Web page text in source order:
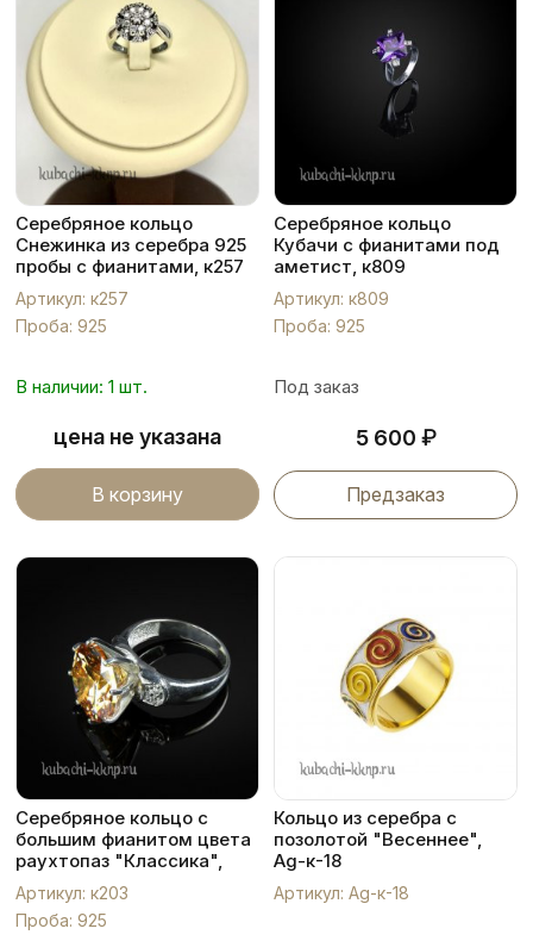
Серебряное кольцо
Снежинка из серебра 925
пробы с фианитами, к257
Артикул: к257
Проба: 925
В наличии: 1 шт.
цена не указана
В корзину
Серебряное кольцо
Кубачи с фианитами под
аметист, к809
Артикул: к809
Проба: 925
Под заказ
5 600 ₽
Предзаказ
Серебряное кольцо с
большим фианитом цвета
раухтопаз "Классика",
к203
Артикул: к203
Проба: 925
Кольцо из серебра с
позолотой "Весеннее",
Ag-к-18
Артикул: Ag-к-18